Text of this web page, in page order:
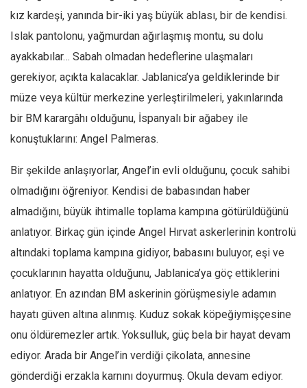
Karisi kitap sualleri
7 soruda bu hafta
Manzara
Sağlık
Türkiye
Siyaset
Dünya
Avrupa
Asya
Afrika
İslam Dünyası
Amerika
kız kardeşi, yanında bir-iki yaş büyük ablası, bir de kendisi.
Islak pantolonu, yağmurdan ağırlaşmış montu, su dolu
ayakkabılar… Sabah olmadan hedeflerine ulaşmaları
gerekiyor, açıkta kalacaklar. Jablanica’ya geldiklerinde bir
müze veya kültür merkezine yerleştirilmeleri, yakınlarında
bir BM karargâhı olduğunu, İspanyalı bir ağabey ile
konuştuklarını: Angel Palmeras.
Bir şekilde anlaşıyorlar, Angel’in evli olduğunu, çocuk sahibi
olmadığını öğreniyor. Kendisi de babasından haber
almadığını, büyük ihtimalle toplama kampına götürüldüğünü
anlatıyor. Birkaç gün içinde Angel Hırvat askerlerinin kontrolü
altındaki toplama kampına gidiyor, babasını buluyor, eşi ve
çocuklarının hayatta olduğunu, Jablanica’ya göç ettiklerini
anlatıyor. En azından BM askerinin görüşmesiyle adamın
hayatı güven altına alınmış. Kuduz sokak köpeğiymişçesine
onu öldüremezler artık. Yoksulluk, güç bela bir hayat devam
ediyor. Arada bir Angel’in verdiği çikolata, annesine
gönderdiği erzakla karnını doyurmuş. Okula devam ediyor.